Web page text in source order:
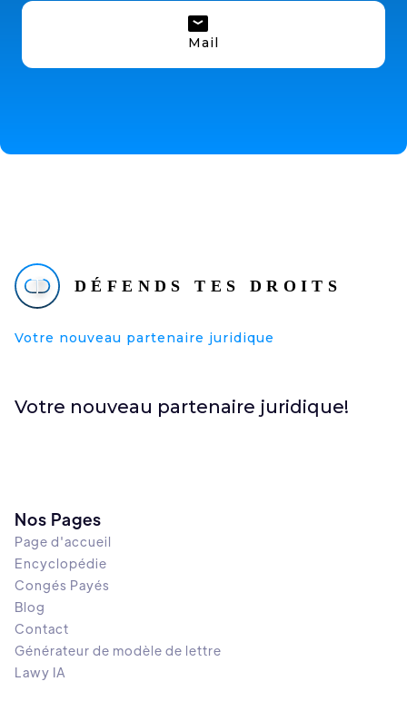
Mail
Votre nouveau partenaire juridique
Votre nouveau partenaire juridique!
Nos Pages
Page d'accueil
Encyclopédie
Congés Payés
Blog
Contact
Générateur de modèle de lettre
Lawy IA